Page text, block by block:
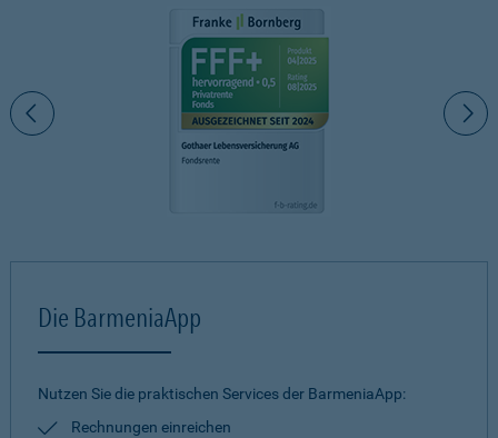
Die BarmeniaApp
Nutzen Sie die praktischen Services der BarmeniaApp:
Rechnungen einreichen